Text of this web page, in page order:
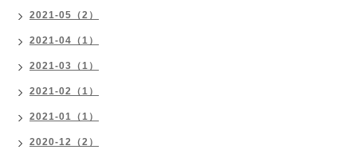
2021-05（2）
2021-04（1）
2021-03（1）
2021-02（1）
2021-01（1）
2020-12（2）